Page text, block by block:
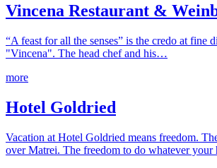
Vincena Restaurant &
“A feast for all the senses” is the credo at fine
"Vincena". The head chef and his…
more
Hotel Goldried
Vacation at Hotel Goldried means freedom.
over Matrei. The freedom to do whatever your